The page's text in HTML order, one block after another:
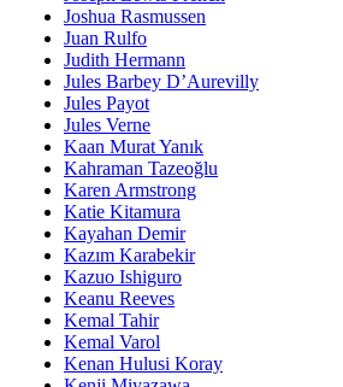
Joshua Rasmussen
Juan Rulfo
Judith Hermann
Jules Barbey D’Aurevilly
Jules Payot
Jules Verne
Kaan Murat Yanık
Kahraman Tazeoğlu
Karen Armstrong
Katie Kitamura
Kayahan Demir
Kazım Karabekir
Kazuo Ishiguro
Keanu Reeves
Kemal Tahir
Kemal Varol
Kenan Hulusi Koray